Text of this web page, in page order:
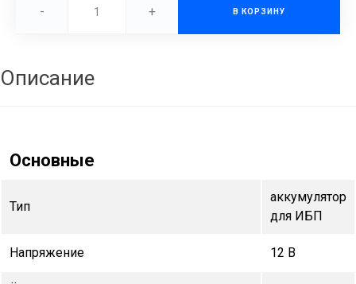
- + В КОРЗИНУ
Описание
Основные
Тип
аккумулятор
для ИБП
Напряжение 12 В